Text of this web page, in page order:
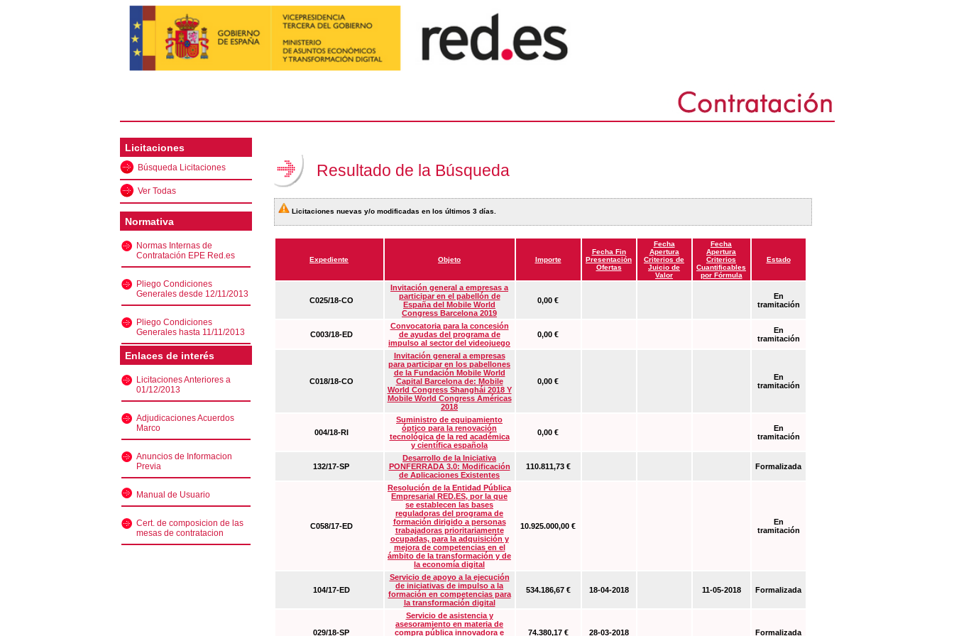
Licitaciones
Búsqueda Licitaciones
Ver Todas
Normativa
Normas Internas de
Contratación EPE Red.es
Pliego Condiciones
Generales desde 12/11/2013
Pliego Condiciones
Generales hasta 11/11/2013
Enlaces de interés
Licitaciones Anteriores a
01/12/2013
Adjudicaciones Acuerdos
Marco
Anuncios de Informacion
Previa
Manual de Usuario
Cert. de composicion de las
mesas de contratacion
Resultado de la Búsqueda
Licitaciones nuevas y/o modificadas en los últimos 3 días.
Expediente Objeto Importe
Fecha Fin
Presentación
Ofertas
Fecha
Apertura
Criterios de
Juicio de
Valor
Fecha
Apertura
Criterios
Cuantificables
por Fórmula
Estado
C025/18-CO
Invitación general a empresas a
participar en el pabellón de
España del Mobile World
Congress Barcelona 2019
0,00 €
En
tramitación
C003/18-ED
Convocatoria para la concesión
de ayudas del programa de
impulso al sector del videojuego
0,00 €
En
tramitación
C018/18-CO
Invitación general a empresas
para participar en los pabellones
de la Fundación Mobile World
Capital Barcelona de: Mobile
World Congress Shanghái 2018 Y
Mobile World Congress Américas
2018
0,00 €
En
tramitación
004/18-RI
Suministro de equipamiento
óptico para la renovación
tecnológica de la red académica
y científica española
0,00 €
En
tramitación
132/17-SP
Desarrollo de la Iniciativa
PONFERRADA 3.0: Modificación
de Aplicaciones Existentes
110.811,73 € Formalizada
C058/17-ED
Resolución de la Entidad Pública
Empresarial RED.ES, por la que
se establecen las bases
reguladoras del programa de
formación dirigido a personas
trabajadoras prioritariamente
ocupadas, para la adquisición y
mejora de competencias en el
ámbito de la transformación y de
la economía digital
10.925.000,00 €
En
tramitación
104/17-ED
Servicio de apoyo a la ejecución
de iniciativas de impulso a la
formación en competencias para
la transformación digital
534.186,67 € 18-04-2018 11-05-2018 Formalizada
029/18-SP
Servicio de asistencia y
asesoramiento en materia de
compra pública innovadora e
74.380,17 € 28-03-2018 Formalizada